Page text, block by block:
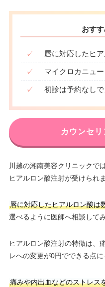
おす
✓ 唇に対応したヒ
✓ マイクロカニュ
✓ 初診は予約なし
カウンセリ
川越の湘南美容クリニックで
ヒアルロン酸注射が受けられま
唇に対応したヒアルロン酸は
選べるように医師へ相談して
ヒアルロン酸注射の特徴は、
レへの変更が0円でできる点に
痛みや内出血などのストレス